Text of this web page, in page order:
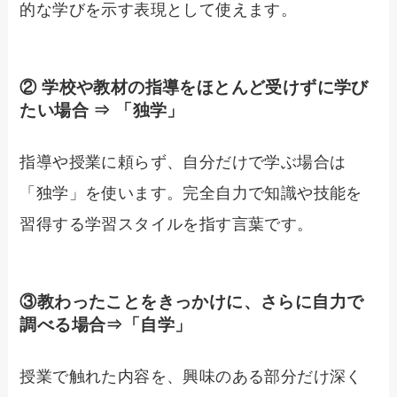
的な学びを示す表現として使えます。
② 学校や教材の指導をほとんど受けずに学び
たい場合 ⇒ 「独学」
指導や授業に頼らず、自分だけで学ぶ場合は
「独学」を使います。完全自力で知識や技能を
習得する学習スタイルを指す言葉です。
③教わったことをきっかけに、さらに自力で
調べる場合⇒「自学」
授業で触れた内容を、興味のある部分だけ深く